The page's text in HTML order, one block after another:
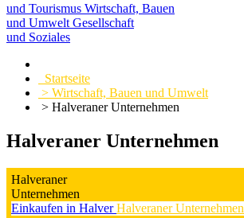
und Tourismus Wirtschaft, Bauen
und Umwelt Gesellschaft
und Soziales
Startseite
> Wirtschaft, Bauen und Umwelt
> Halveraner Unternehmen
Halveraner Unternehmen
Halveraner
Unternehmen
Einkaufen in HalverHalveraner Unternehmen